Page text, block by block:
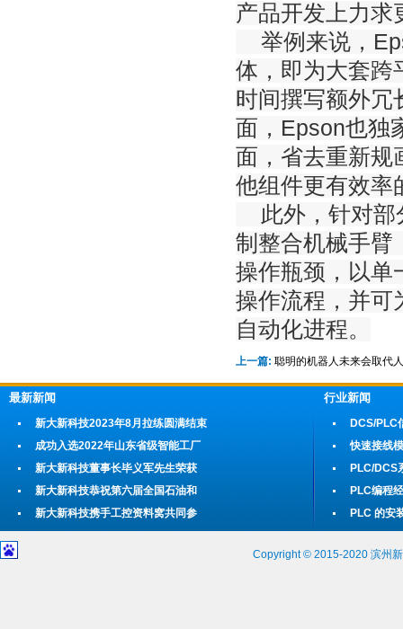
产品开发上力求
举例来说，
体，即为大套跨
时间撰写额外冗
面，Epson也独
面，省去重新规
他组件更有效率
此外，针对部
制整合机械手臂
操作瓶颈，以单
操作流程，并可
自动化进程。
上一篇: 聪明的机器人未来会取代
最新新闻
新大新科技2023年8月拉练圆满结束
成功入选2022年山东省级智能工厂
新大新科技董事长毕义军先生荣获
新大新科技恭祝第六届全国石油和
新大新科技携手工控资料窝共同参
行业新闻
DCS/PLC
快速接线
PLC/DCS
PLC编程
PLC 的安
Copyright © 2015-2020 滨州